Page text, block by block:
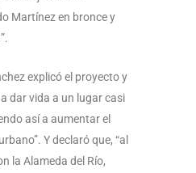
Martínez en bronce y
explicó el proyecto y
dar vida a un lugar casi
así a aumentar el
Y declaró que, “al
la Alameda del Río,